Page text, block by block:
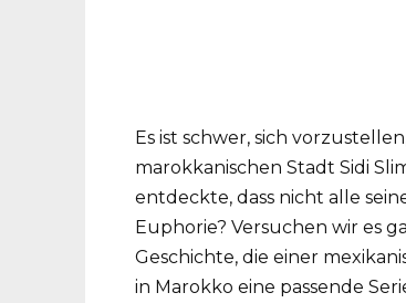
Es ist schwer, sich
marokkanischen Stadt Sidi
entdeckte, dass nicht alle
Euphorie? Versuchen wir es
Geschichte, die einer
in Marokko eine passende